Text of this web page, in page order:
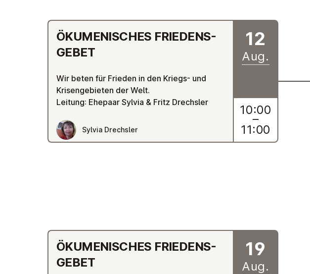
ÖKU­ME­NI­SCHES FRIE­DENS­
GE­BET
Wir beten für Frieden in den Kriegs- und
Krisengebieten der Welt.
Leitung: Ehepaar Sylvia & Fritz Drechsler
Sylvia Drechsler
12
Aug.
10:00
–
11:00
ÖKU­ME­NI­SCHES FRIE­DENS­
GE­BET
19
Aug.